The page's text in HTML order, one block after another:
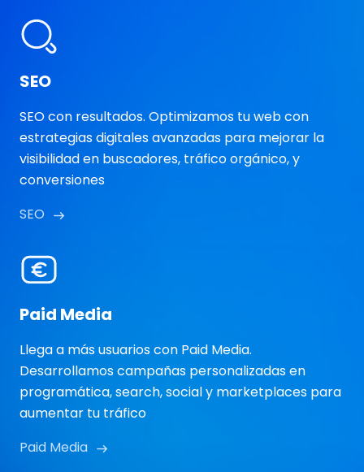
SEO
SEO con resultados. Optimizamos tu web con
estrategias digitales avanzadas para mejorar la
visibilidad en buscadores, tráfico orgánico, y
conversiones
SEO
Paid Media
Llega a más usuarios con Paid Media.
Desarrollamos campañas personalizadas en
programática, search, social y marketplaces para
aumentar tu tráfico
Paid Media